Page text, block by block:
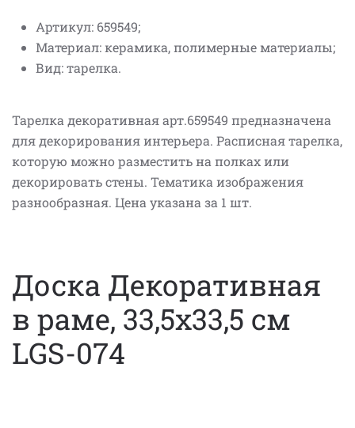
Артикул: 659549;
Материал: керамика, полимерные материалы;
Вид: тарелка.
Тарелка декоративная арт.659549 предназначена
для декорирования интерьера. Расписная тарелка,
которую можно разместить на полках или
декорировать стены. Тематика изображения
разнообразная. Цена указана за 1 шт.
Доска Декоративная
в раме, 33,5х33,5 см
LGS-074